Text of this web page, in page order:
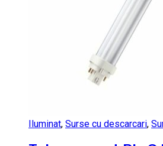
Iluminat, Surse cu descarcari,